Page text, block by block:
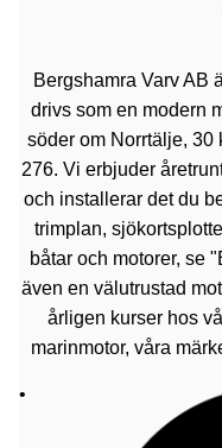
Bergshamra Varv AB
drivs som en modern
söder om Norrtälje, 30
276. Vi erbjuder
och installerar det du
trimplan,
båtar och motorer, se
även en välutrustad
årligen kurser hos
marinmotor, våra